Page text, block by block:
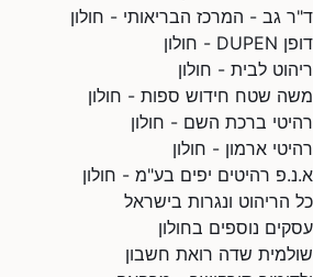
ד"ר גב - המרכז הבריאותי - חולון
דופן DUPEN - חולון
ריהוט לבית - חולון
משה שטח חידוש ספות - חולון
רהיטי ברכת השם - חולון
רהיטי ארמון - חולון
א.נ.פ רהיטים יפים בע"מ - חולון
כל הריהוט ונגרות בישראל
עסקים נוספים בחולון
שולמית שדה רואת חשבון